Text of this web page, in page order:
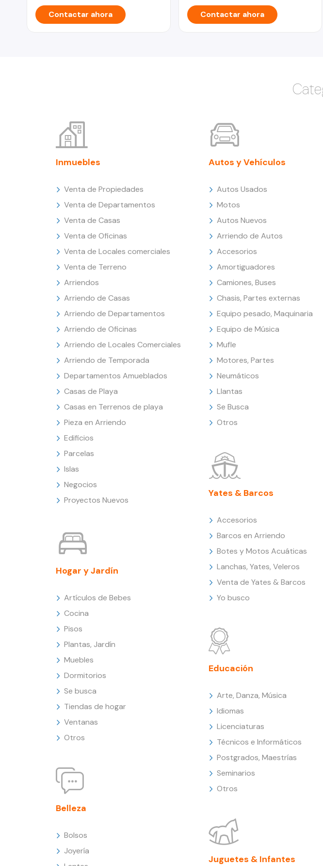
Contactar ahora Contactar ahora
Inmuebles
Venta de Propiedades
Venta de Departamentos
Venta de Casas
Venta de Oficinas
Venta de Locales comerciales
Venta de Terreno
Arriendos
Arriendo de Casas
Arriendo de Departamentos
Arriendo de Oficinas
Arriendo de Locales Comerciales
Arriendo de Temporada
Departamentos Amueblados
Casas de Playa
Casas en Terrenos de playa
Pieza en Arriendo
Edificios
Parcelas
Islas
Negocios
Proyectos Nuevos
Hogar y Jardín
Artículos de Bebes
Cocina
Pisos
Plantas, Jardín
Muebles
Dormitorios
Se busca
Tiendas de hogar
Ventanas
Otros
Belleza
Bolsos
Joyería
Autos y Vehículos
Autos Usados
Motos
Autos Nuevos
Arriendo de Autos
Accesorios
Amortiguadores
Camiones, Buses
Chasis, Partes externas
Equipo pesado, Maquinaria
Equipo de Música
Mufle
Motores, Partes
Neumáticos
Llantas
Se Busca
Otros
Yates & Barcos
Accesorios
Barcos en Arriendo
Botes y Motos Acuáticas
Lanchas, Yates, Veleros
Venta de Yates & Barcos
Yo busco
Educación
Arte, Danza, Música
Idiomas
Licenciaturas
Técnicos e Informáticos
Postgrados, Maestrías
Seminarios
Otros
Juguetes & Infantes